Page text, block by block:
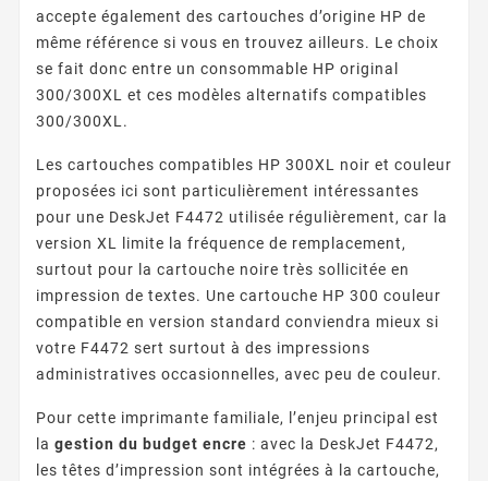
accepte également des cartouches d’origine HP de
même référence si vous en trouvez ailleurs. Le choix
se fait donc entre un consommable HP original
300/300XL et ces modèles alternatifs compatibles
300/300XL.
Les cartouches compatibles HP 300XL noir et couleur
proposées ici sont particulièrement intéressantes
pour une DeskJet F4472 utilisée régulièrement, car la
version XL limite la fréquence de remplacement,
surtout pour la cartouche noire très sollicitée en
impression de textes. Une cartouche HP 300 couleur
compatible en version standard conviendra mieux si
votre F4472 sert surtout à des impressions
administratives occasionnelles, avec peu de couleur.
Pour cette imprimante familiale, l’enjeu principal est
la gestion du budget encre : avec la DeskJet F4472,
les têtes d’impression sont intégrées à la cartouche,